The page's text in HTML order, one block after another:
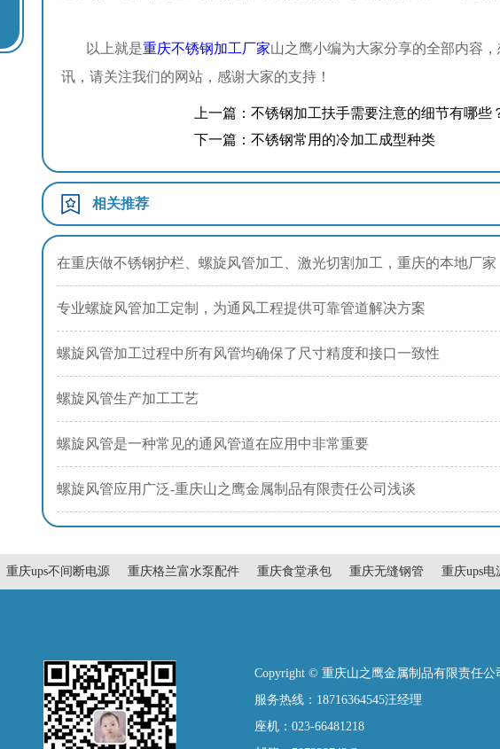
以上就是重庆不锈钢加工厂家山之鹰小编为大家分享的全部内容
讯，请关注我们的网站，感谢大家的支持！
上一篇：不锈钢加工扶手需要注意的细节有哪些
下一篇：不锈钢常用的冷加工成型种类
相关推荐
在重庆做不锈钢护栏、螺旋风管加工、激光切割加工，重庆的本地厂家
专业螺旋风管加工定制，为通风工程提供可靠管道解决方案
螺旋风管加工过程中所有风管均确保了尺寸精度和接口一致性
螺旋风管生产加工工艺
螺旋风管是一种常见的通风管道在应用中非常重要
螺旋风管应用广泛-重庆山之鹰金属制品有限责任公司浅谈
重庆ups不间断电源 重庆格兰富水泵配件 重庆食堂承包 重庆无缝钢管 重庆ups电
Copyright © 重庆山之鹰金属制品有限责任公
服务热线：18716364545汪经理
座机：023-66481218